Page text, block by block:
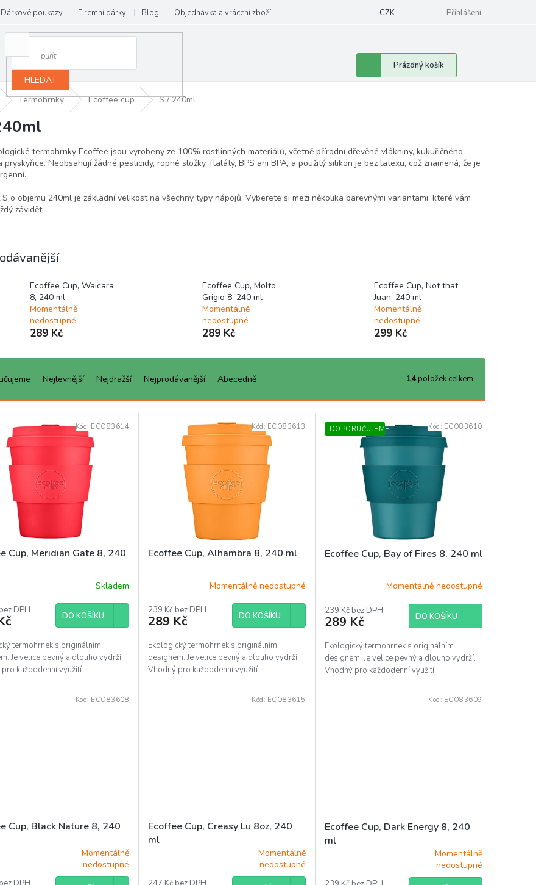
Dárkové poukazy Firemní dárky Blog Objednávka a vrácení zboží CZK Přihlášení
HLEDAT
Nákupní
košík
Prázdný košík
Termohrnky Ecoffee cup S / 240ml
termohrnky Ecoffee jsou vyrobeny ze 100% rostlinných materiálů, včetně přírodní dřevěné vlákniny, kukuřičného
pryskyřice. Neobsahují žádné pesticidy, ropné složky, ftaláty, BPS ani BPA, a použitý silikon je bez latexu, což znamená, že je
o objemu 240ml je základní velikost na všechny typy nápojů. Vyberete si mezi několika barevnými variantami, které vám
závidět.
Ecoffee Cup, Waicara
8, 240 ml
Momentálně
nedostupné
289 Kč
Ecoffee Cup, Molto
Grigio 8, 240 ml
Momentálně
nedostupné
289 Kč
Ecoffee Cup, Not that
Juan, 240 ml
Momentálně
nedostupné
299 Kč
Nejlevnější Nejdražší Nejprodávanější Abecedně 14 položek celkem
Cup, Meridian Gate 8, 240
Skladem
DPH
DO KOŠÍKU
termohrnek s originálním
Je velice pevný a dlouho vydrží.
každodenní využití.
Kód: ECO83614
Ecoffee Cup, Alhambra 8, 240 ml
Momentálně nedostupné
239 Kč bez DPH
289 Kč DO KOŠÍKU
Ekologický termohrnek s originálním
designem. Je velice pevný a dlouho vydrží.
Vhodný pro každodenní využití.
Kód: ECO83613 DOPORUČUJEME
Ecoffee Cup, Bay of Fires 8, 240 ml
Momentálně nedostupné
239 Kč bez DPH
289 Kč DO KOŠÍKU
Ekologický termohrnek s originálním
designem. Je velice pevný a dlouho vydrží.
Vhodný pro každodenní využití.
Kód: ECO83610
Cup, Black Nature 8, 240
Momentálně
nedostupné
Kód: ECO83608
Ecoffee Cup, Creasy Lu 8oz, 240
ml
Momentálně
nedostupné
Kód: ECO83615
Ecoffee Cup, Dark Energy 8, 240
ml
Momentálně
nedostupné
Kód: ECO83609